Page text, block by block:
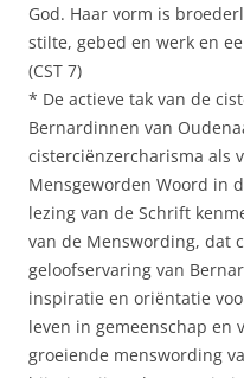
God. Haar vorm is
stilte, gebed en werk en
(CST 7)
* De actieve tak van de
Bernardinnen van
cisterciënzercharisma als
Mensgeworden Woord in
lezing van de Schrift
van de Menswording, dat
geloofservaring van
inspiratie en oriëntatie
leven in gemeenschap en
groeiende menswording